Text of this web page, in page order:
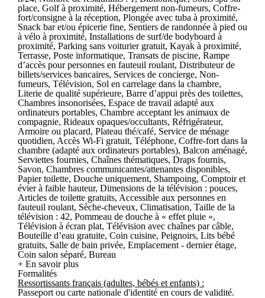
place, Golf à proximité, Hébergement non-fumeurs, Coffre-
fort/consigne à la réception, Plongée avec tuba à proximité,
Snack bar et/ou épicerie fine, Sentiers de randonnée à pied ou
à vélo à proximité, Installations de surf/de bodyboard à
proximité, Parking sans voiturier gratuit, Kayak à proximité,
Terrasse, Poste informatique, Transats de piscine, Rampe
d’accès pour personnes en fauteuil roulant, Distributeur de
billets/services bancaires, Services de concierge, Non-
fumeurs, Télévision, Sol en carrelage dans la chambre,
Literie de qualité supérieure, Barre d’appui près des toilettes,
Chambres insonorisées, Espace de travail adapté aux
ordinateurs portables, Chambre acceptant les animaux de
compagnie, Rideaux opaques/occultants, Réfrigérateur,
Armoire ou placard, Plateau thé/café, Service de ménage
quotidien, Accès Wi-Fi gratuit, Téléphone, Coffre-fort dans la
chambre (adapté aux ordinateurs portables), Balcon aménagé,
Serviettes fournies, Chaînes thématiques, Draps fournis,
Savon, Chambres communicantes/attenantes disponibles,
Papier toilette, Douche uniquement, Shampoing, Comptoir et
évier à faible hauteur, Dimensions de la télévision : pouces,
Articles de toilette gratuits, Accessible aux personnes en
fauteuil roulant, Sèche-cheveux, Climatisation, Taille de la
télévision : 42, Pommeau de douche à « effet pluie »,
Télévision à écran plat, Télévision avec chaînes par câble,
Bouteille d’eau gratuite, Coin cuisine, Peignoirs, Lits bébé
gratuits, Salle de bain privée, Emplacement - dernier étage,
Coin salon séparé, Bureau
+ En savoir plus
Formalités
Ressortissants français (adultes, bébés et enfants) :
Passeport ou carte nationale d'identité en cours de validité.